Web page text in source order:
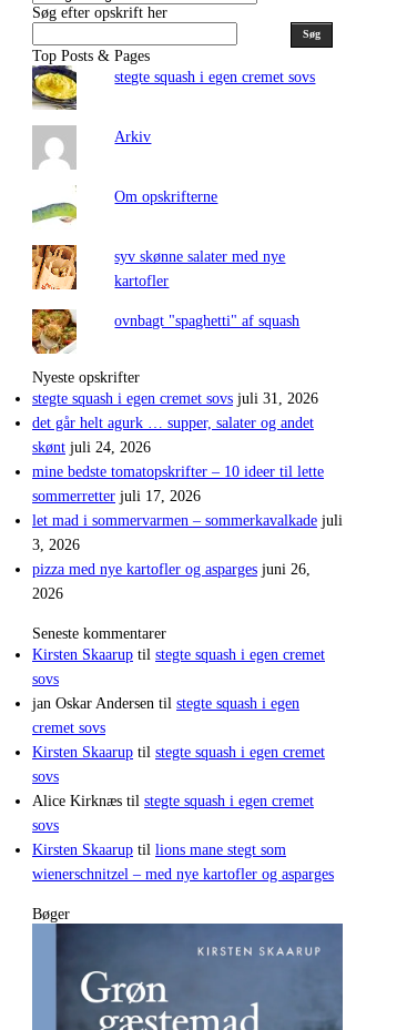
Søg efter opskrift her
Søg
Top Posts & Pages
stegte squash i egen cremet sovs
Arkiv
Om opskrifterne
syv skønne salater med nye
kartofler
ovnbagt "spaghetti" af squash
Nyeste opskrifter
stegte squash i egen cremet sovs juli 31, 2026
det går helt agurk … supper, salater og andet
skønt juli 24, 2026
mine bedste tomatopskrifter – 10 ideer til lette
sommerretter juli 17, 2026
let mad i sommervarmen – sommerkavalkade juli
3, 2026
pizza med nye kartofler og asparges juni 26,
2026
Seneste kommentarer
Kirsten Skaarup til stegte squash i egen cremet
sovs
jan Oskar Andersen til stegte squash i egen
cremet sovs
Kirsten Skaarup til stegte squash i egen cremet
sovs
Alice Kirknæs til stegte squash i egen cremet
sovs
Kirsten Skaarup til lions mane stegt som
wienerschnitzel – med nye kartofler og asparges
Bøger